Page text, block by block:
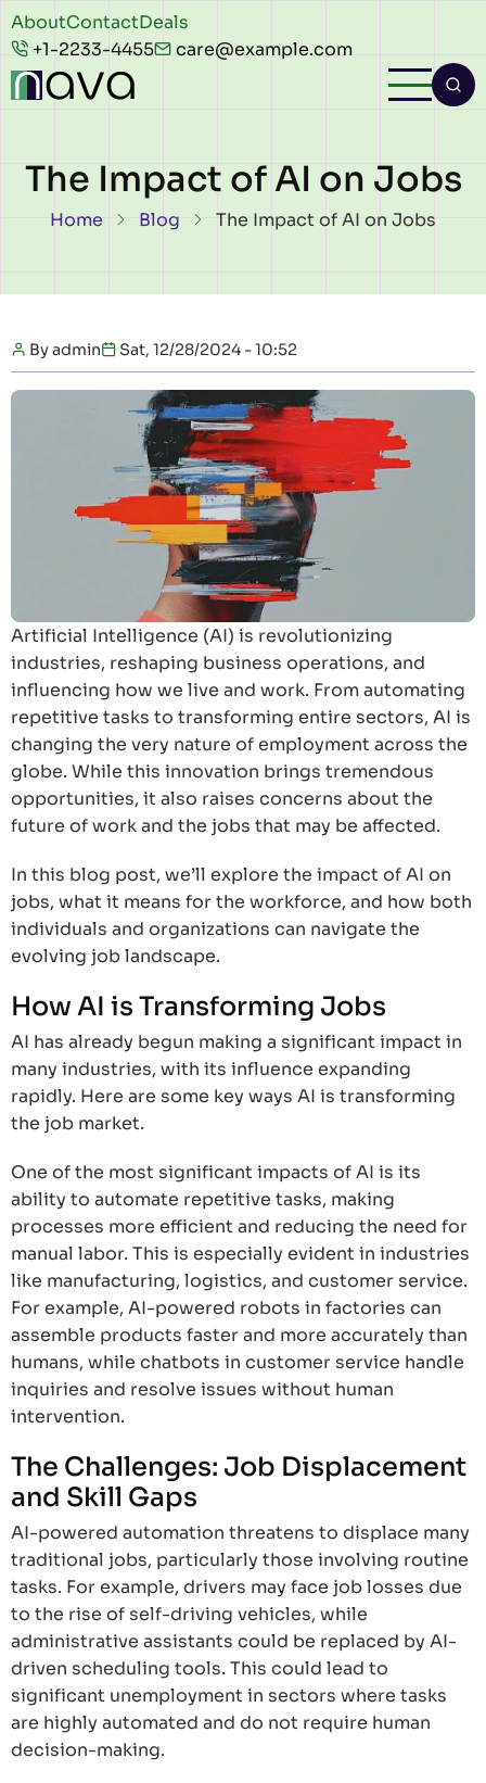
Skip to main content
Header
top
AboutContactDeals
+1-2233-4455
care@example.com
The Impact of AI on Jobs
Breadcrumb
Home Blog The Impact of AI on Jobs
Byadmin Sat, 12/28/2024 - 10:52
Artificial Intelligence (AI) is revolutionizing
industries, reshaping business operations, and
influencing how we live and work. From automating
repetitive tasks to transforming entire sectors, AI is
changing the very nature of employment across the
globe. While this innovation brings tremendous
opportunities, it also raises concerns about the
future of work and the jobs that may be affected.
In this blog post, we’ll explore the impact of AI on
jobs, what it means for the workforce, and how both
individuals and organizations can navigate the
evolving job landscape.
How AI is Transforming Jobs
AI has already begun making a significant impact in
many industries, with its influence expanding
rapidly. Here are some key ways AI is transforming
the job market.
One of the most significant impacts of AI is its
ability to automate repetitive tasks, making
processes more efficient and reducing the need for
manual labor. This is especially evident in industries
like manufacturing, logistics, and customer service.
For example, AI-powered robots in factories can
assemble products faster and more accurately than
humans, while chatbots in customer service handle
inquiries and resolve issues without human
intervention.
The Challenges: Job Displacement
and Skill Gaps
AI-powered automation threatens to displace many
traditional jobs, particularly those involving routine
tasks. For example, drivers may face job losses due
to the rise of self-driving vehicles, while
administrative assistants could be replaced by AI-
driven scheduling tools. This could lead to
significant unemployment in sectors where tasks
are highly automated and do not require human
decision-making.